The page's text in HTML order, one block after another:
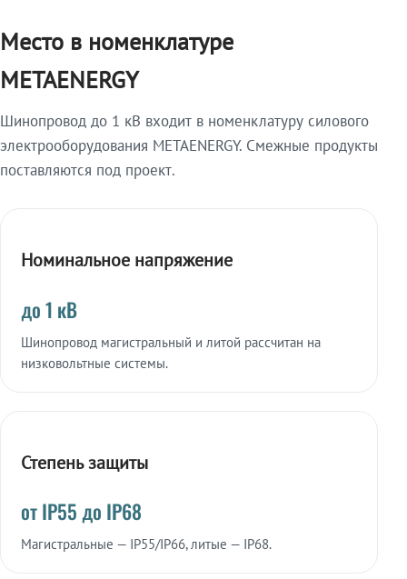
Место в номенклатуре
METAENERGY
Шинопровод до 1 кВ входит в номенклатуру силового
электрооборудования METAENERGY. Смежные продукты
поставляются под проект.
Номинальное напряжение
до 1 кВ
Шинопровод магистральный и литой рассчитан на
низковольтные системы.
Степень защиты
от IP55 до IP68
Магистральные — IP55/IP66, литые — IP68.